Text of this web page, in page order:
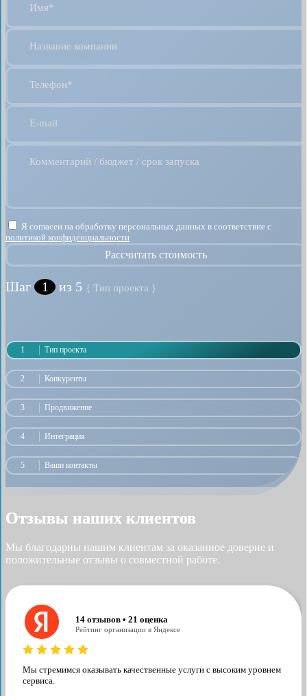
Имя*
Название компании
Телефон*
E-mail
Комментарий / бюджет / срок запуска
Я согласен на обработку персональных данных в соответствие с
политикой конфиденциальности
Рассчитать стоимость
Шаг 1 из 5 { Тип проекта }
1 Тип проекта
2 Конкуренты
3 Продвижение
4 Интеграция
5 Ваши контакты
Отзывы наших клиентов
Мы благодарны нашим клиентам за оказанное доверие и
положительные отзывы о совместной работе.
14 отзывов • 21 оценка
Рейтинг организации в Яндексе
Мы стремимся оказывать качественные услуги с высоким уровнем
сервиса.